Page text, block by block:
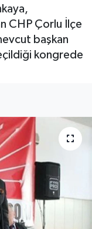
CHP Çorlu İlçe
başkan
kongrede